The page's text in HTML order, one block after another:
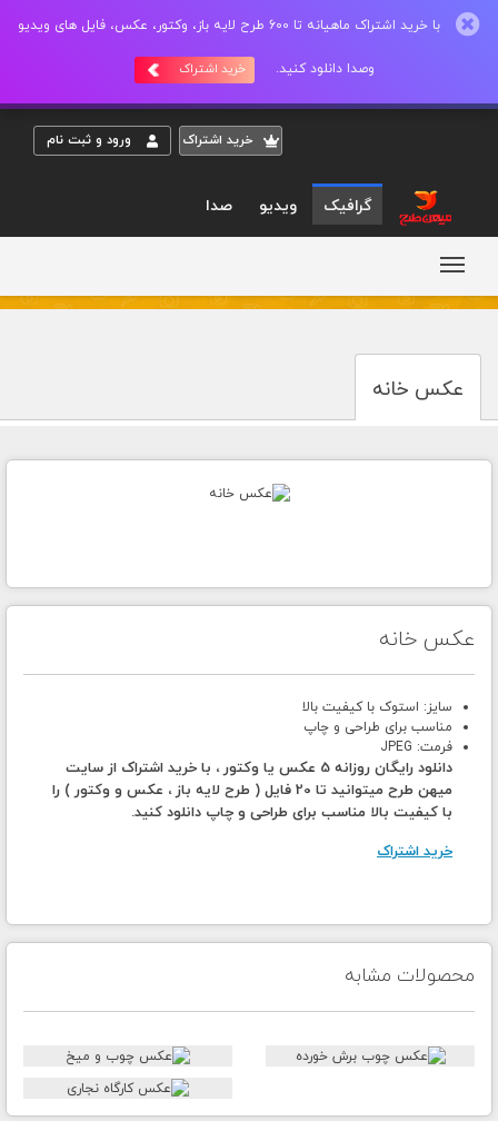
با خرید اشتراک ماهیانه تا 600 طرح لایه باز، وکتور، عکس، فایل های ویدیو
وصدا دانلود کنید. خرید اشتراک
خريد اشتراک ورود و ثبت نام
گرافیک ویدیو صدا
عکس خانه
عکس خانه
سایز: استوک با کیفیت بالا
مناسب برای طراحی و چاپ
فرمت: JPEG
دانلود رایگان روزانه 5 عکس یا وکتور ، با خرید اشتراک از سایت
میهن طرح میتوانید تا 20 فایل ( طرح لایه باز ، عکس و وکتور ) را
با کیفیت بالا مناسب برای طراحی و چاپ دانلود کنید.
خرید اشتراک
محصولات مشابه